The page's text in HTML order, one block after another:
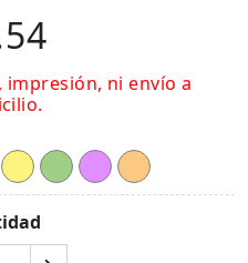
impresión, ni envío a